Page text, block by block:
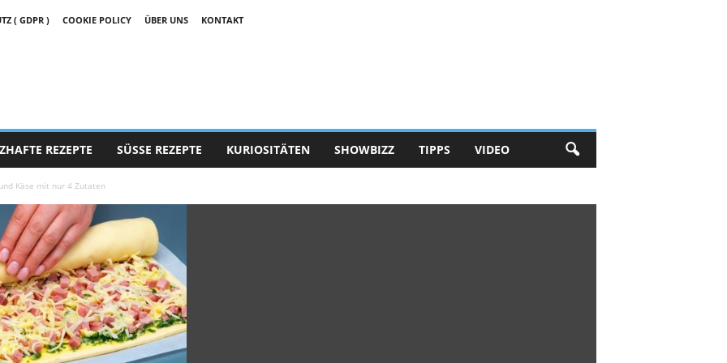
( GDPR ) COOKIE POLICY ÜBER UNS
KONTAKT
REZEPTE SÜSSE REZEPTE KURIOSITÄTEN SHOWBIZZ TIPPS VIDEO
Käse mit nur 4 Zutaten